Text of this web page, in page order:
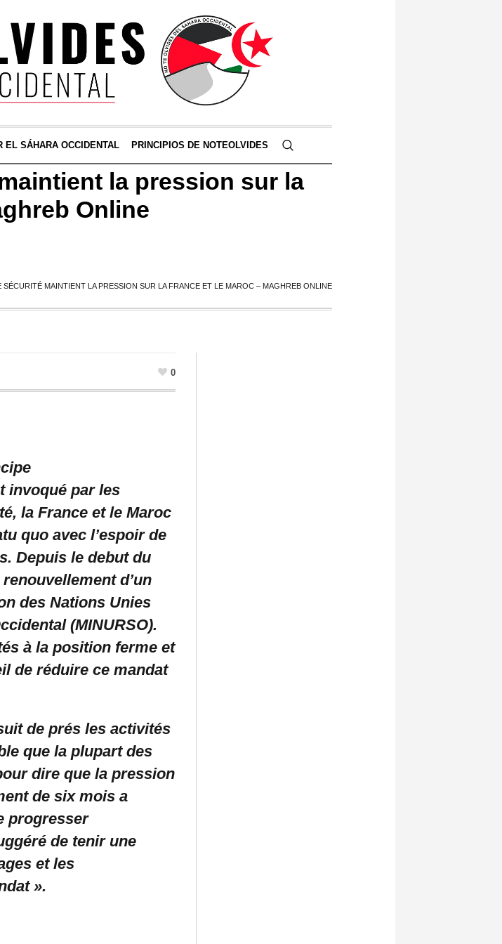
EL SÁHARA OCCIDENTAL PRINCIPIOS DE NOTEOLVIDES
la pression sur la
Online
SÉCURITÉ MAINTIENT LA PRESSION SUR LA FRANCE ET LE MAROC – MAGHREB ONLINE
0
invoqué par les
la France et le Maroc
quo avec l’espoir de
Depuis le debut du
d’un
des Nations Unies
(MINURSO).
à la position ferme et
de réduire ce mandat
de prés les activités
que la plupart des
dire que la pression
de six mois a
progresser
de tenir une
et les
».